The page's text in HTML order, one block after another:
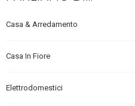
Casa & Arredamento
Casa In Fiore
Elettrodomestici